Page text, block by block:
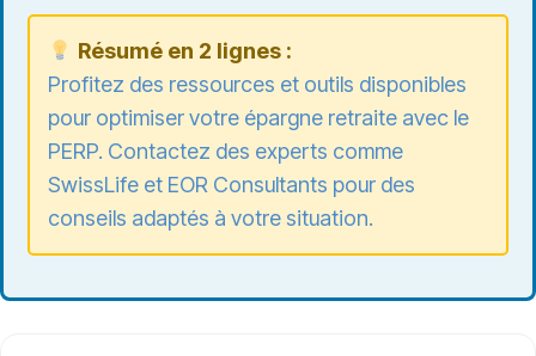
Résumé en 2 lignes :
Profitez des ressources et outils disponibles
pour optimiser votre épargne retraite avec le
PERP. Contactez des experts comme
SwissLife et EOR Consultants pour des
conseils adaptés à votre situation.